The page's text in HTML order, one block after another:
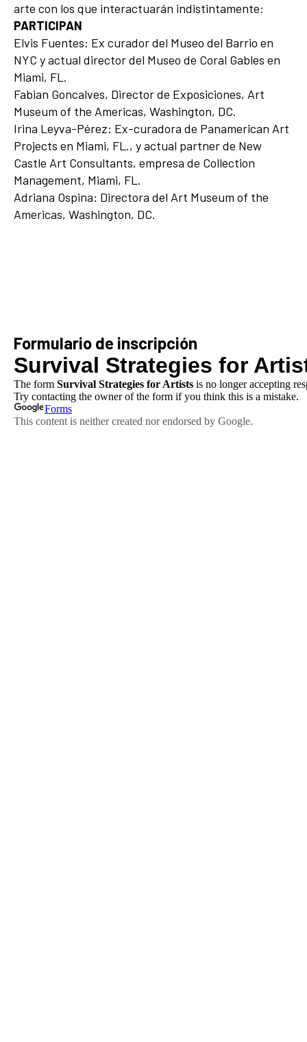
arte con los que interactuarán indistintamente:
PARTICIPAN
Elvis Fuentes: Ex curador del Museo del Barrio en
NYC y actual director del Museo de Coral Gables en
Miami, FL.
Fabian Goncalves, Director de Exposiciones, Art
Museum of the Americas, Washington, DC.
Irina Leyva-Pérez: Ex-curadora de Panamerican Art
Projects en Miami, FL., y actual partner de New
Castle Art Consultants, empresa de Collection
Management, Miami, FL.
Adriana Ospina: Directora del Art Museum of the
Americas, Washington, DC.
Formulario de inscripción